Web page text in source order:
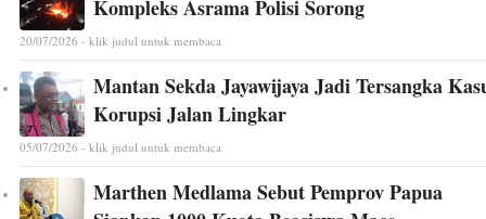
Kompleks Asrama Polisi Sorong
20/07/2026 - klik judul untuk membaca
Mantan Sekda Jayawijaya Jadi Tersangka
Korupsi Jalan Lingkar
05/07/2026 - klik judul untuk membaca
Marthen Medlama Sebut Pemprov Papua